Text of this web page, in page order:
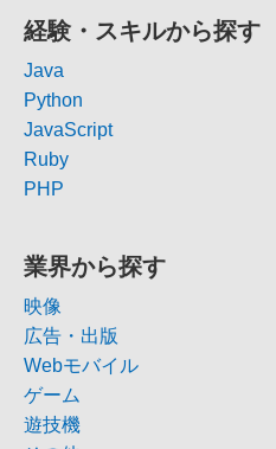
経験・スキルから探す
Java
Python
JavaScript
Ruby
PHP
業界から探す
映像
広告・出版
Webモバイル
ゲーム
遊技機